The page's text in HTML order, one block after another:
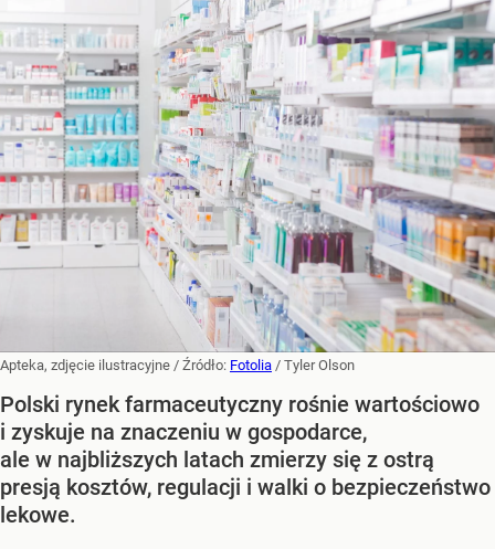
Apteka, zdjęcie ilustracyjne / Źródło: Fotolia / Tyler Olson
Polski rynek farmaceutyczny rośnie wartościowo
i zyskuje na znaczeniu w gospodarce,
ale w najbliższych latach zmierzy się z ostrą
presją kosztów, regulacji i walki o bezpieczeństwo
lekowe.